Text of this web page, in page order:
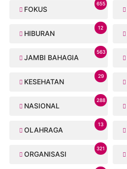
FOKUS
655
HIBURAN
12
JAMBI BAHAGIA
563
KESEHATAN
29
NASIONAL
288
OLAHRAGA
13
ORGANISASI
321